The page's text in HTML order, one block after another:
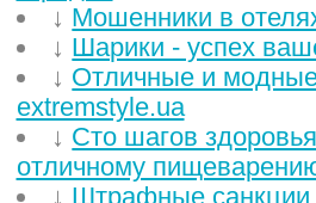
↓ Мошенники в
↓ Шарики - успех
↓ Отличные и
extremstyle.ua
↓ Сто шагов
отличному
↓ Штрафные санкции